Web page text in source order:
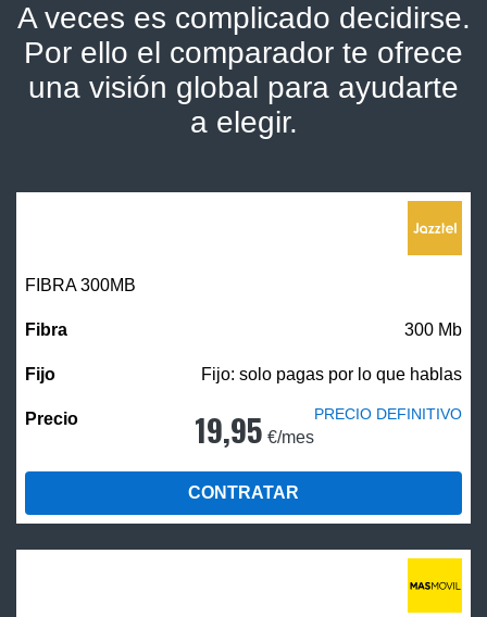
A veces es complicado decidirse.
Por ello el comparador te ofrece
una visión global para ayudarte
a elegir.
FIBRA 300MB
300 Mb
Fijo: solo pagas por lo que hablas
19,95 €/mes
PRECIO DEFINITIVO
CONTRATAR